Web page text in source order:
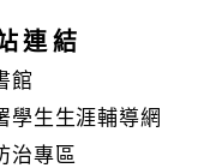
連結
館
學生生涯輔導網
治專區